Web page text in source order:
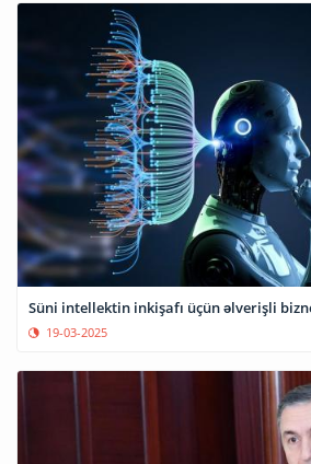
Süni intellektin inkişafı üçün əlverişli
19-03-2025